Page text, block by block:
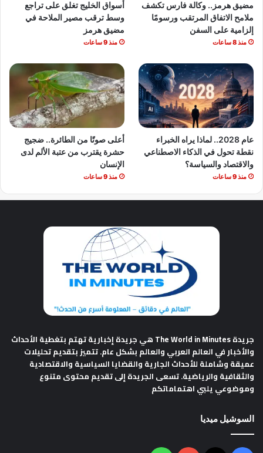
مضيق هرمز.. وكالة فارس تكشف
ملامح الاتفاق المرتقب ورسومًا
إلزامية على السفن
منذ 8 ساعات
أسواق الخليج تغلق على تراجع
وسط ترقب مصير الملاحة في
مضيق هرمز
منذ 9 ساعات
عام 2028.. لماذا يراه الخبراء
نقطة تحول في الذكاء الاصطناعي
والاقتصاد والسياسة؟
منذ 9 ساعات
أعلى صوتًا من الطائرة.. ضجيج
حشرة يقترب من عتبة الألم لدى
الإنسان
منذ 9 ساعات
جريدة The World in Minutes
هي جريدة إخبارية تهتم بتغطية الأحداث
والأخبار في العالم العربي والعالم بشكل عام. تتميز بتقديم تحليلات
عميقة وشاملة للأحداث الجارية والقضايا السياسية والاقتصادية
والثقافية والرياضية. تسعى الجريدة إلى تقديم محتوى متنوع
وموضوعي يلبي اهتماماتكم
السوشيل ميديا